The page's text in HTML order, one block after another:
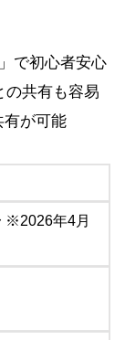
で初心者安心
の共有も容易
有が可能
※2026年4月